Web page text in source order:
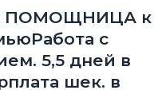
ПОМОЩНИЦА к
с
5,5 дней в
шек. в